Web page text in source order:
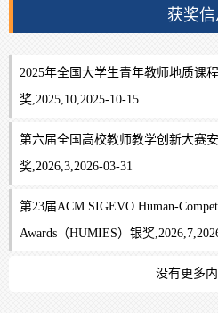
获奖信
2025年全国大学生青年教师地质课
奖,2025,10,2025-10-15
第六届全国高校教师教学创新大赛
奖,2026,3,2026-03-31
第23届ACM SIGEVO Human-
Awards（HUMIES）银奖
没有更多